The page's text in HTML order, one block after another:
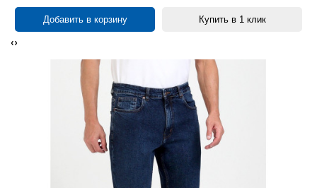
Добавить в корзину Купить в 1 клик
‹›